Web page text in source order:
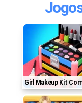
Girl Makeup Kit Comfy Cakes Pretty